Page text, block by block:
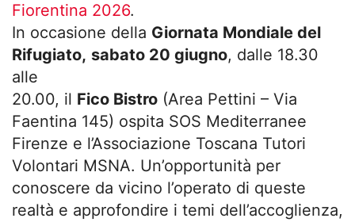
Fiorentina 2026.
In occasione della Giornata Mondiale del
Rifugiato, sabato 20 giugno, dalle 18.30
alle
20.00, il Fico Bistro (Area Pettini – Via
Faentina 145) ospita SOS Mediterranee
Firenze e l’Associazione Toscana Tutori
Volontari MSNA. Un’opportunità per
conoscere da vicino l’operato di queste
realtà e approfondire i temi dell’accoglienza,